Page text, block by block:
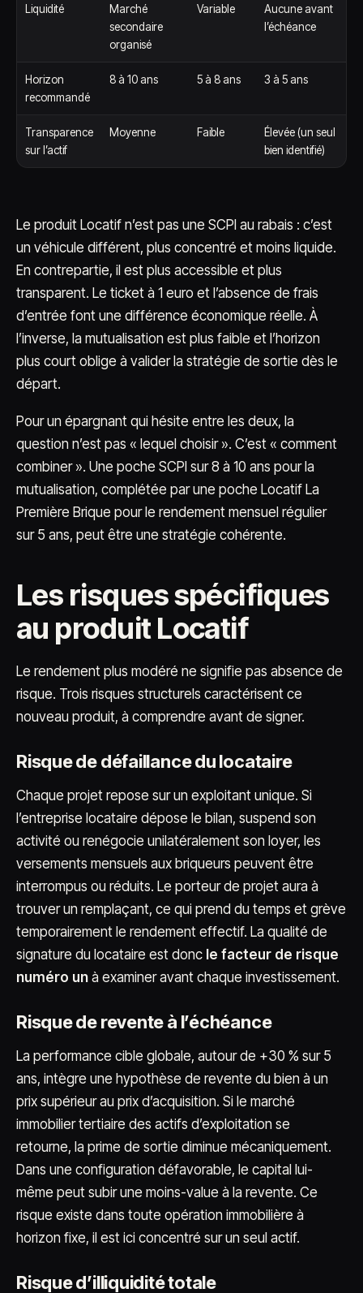
Liquidité
Marché
secondaire
organisé
Variable
Aucune avant
l’échéance
Horizon
recommandé
8 à 10 ans 5 à 8 ans 3 à 5 ans
Transparence
sur l’actif
Moyenne Faible
Élevée (un seul
bien identifié)
Le produit Locatif n’est pas une SCPI au rabais : c’est
un véhicule différent, plus concentré et moins liquide.
En contrepartie, il est plus accessible et plus
transparent. Le ticket à 1 euro et l’absence de frais
d’entrée font une différence économique réelle. À
l’inverse, la mutualisation est plus faible et l’horizon
plus court oblige à valider la stratégie de sortie dès le
départ.
Pour un épargnant qui hésite entre les deux, la
question n’est pas « lequel choisir ». C’est « comment
combiner ». Une poche SCPI sur 8 à 10 ans pour la
mutualisation, complétée par une poche Locatif La
Première Brique pour le rendement mensuel régulier
sur 5 ans, peut être une stratégie cohérente.
Les risques spécifiques
au produit Locatif
Le rendement plus modéré ne signifie pas absence de
risque. Trois risques structurels caractérisent ce
nouveau produit, à comprendre avant de signer.
Risque de défaillance du locataire
Chaque projet repose sur un exploitant unique. Si
l’entreprise locataire dépose le bilan, suspend son
activité ou renégocie unilatéralement son loyer, les
versements mensuels aux briqueurs peuvent être
interrompus ou réduits. Le porteur de projet aura à
trouver un remplaçant, ce qui prend du temps et grève
temporairement le rendement effectif. La qualité de
signature du locataire est donc le facteur de risque
numéro un à examiner avant chaque investissement.
Risque de revente à l’échéance
La performance cible globale, autour de +30 % sur 5
ans, intègre une hypothèse de revente du bien à un
prix supérieur au prix d’acquisition. Si le marché
immobilier tertiaire des actifs d’exploitation se
retourne, la prime de sortie diminue mécaniquement.
Dans une configuration défavorable, le capital lui-
même peut subir une moins-value à la revente. Ce
risque existe dans toute opération immobilière à
horizon fixe, il est ici concentré sur un seul actif.
Risque d’illiquidité totale